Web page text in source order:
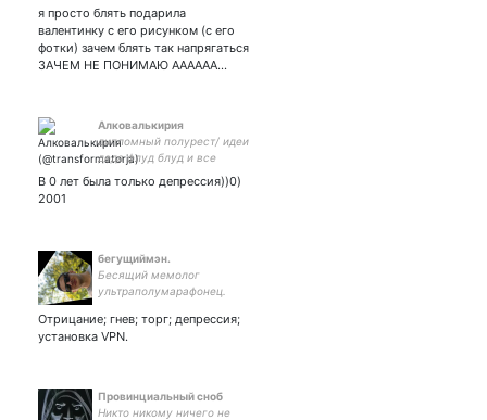
я просто блять подарила
валентинку с его рисунком (с его
фотки) зачем блять так напрягаться
ЗАЧЕМ НЕ ПОНИМАЮ АААААА…
Алковалькирия
дипломный полурест/ идеи
деда флуд блуд и все
предупреждаю - я
В 0 лет была только депрессия))0)
2001
бегущиймэн.
Бесящий мемолог
ультраполумарафонец.
Отрицание; гнев; торг; депрессия;
установка VPN.
Провинциальный сноб
Никто никому ничего не